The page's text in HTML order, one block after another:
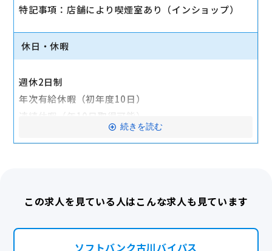
勤続報奨制度、結婚・出産祝い金、最新端末購入補助
制度、社員割引、各種表彰制度、定期健康診断、研修
制度、社内旅行、社内懇親会
交通費全額支給
産休・育休実績あり
特記事項：店舗により喫煙室あり（インショップ）
休日・休暇
週休2日制
年次有給休暇（初年度10日）
連続休暇（年10日取得可能）
慶弔休暇、生理休暇、通院休暇、子の看護休暇
続きを読む
この求人を見ている人はこんな求人も見ています
ソフトバンク古川バイパス